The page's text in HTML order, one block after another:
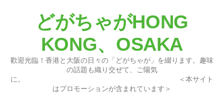
どがちゃがHONG
KONG、OSAKA
歡迎光臨！香港と大阪の日々の「どがちゃが」を綴ります。趣味
の話題も織り交ぜて、ご陽気
に。 ＜本サイト
はプロモーションが含まれています＞